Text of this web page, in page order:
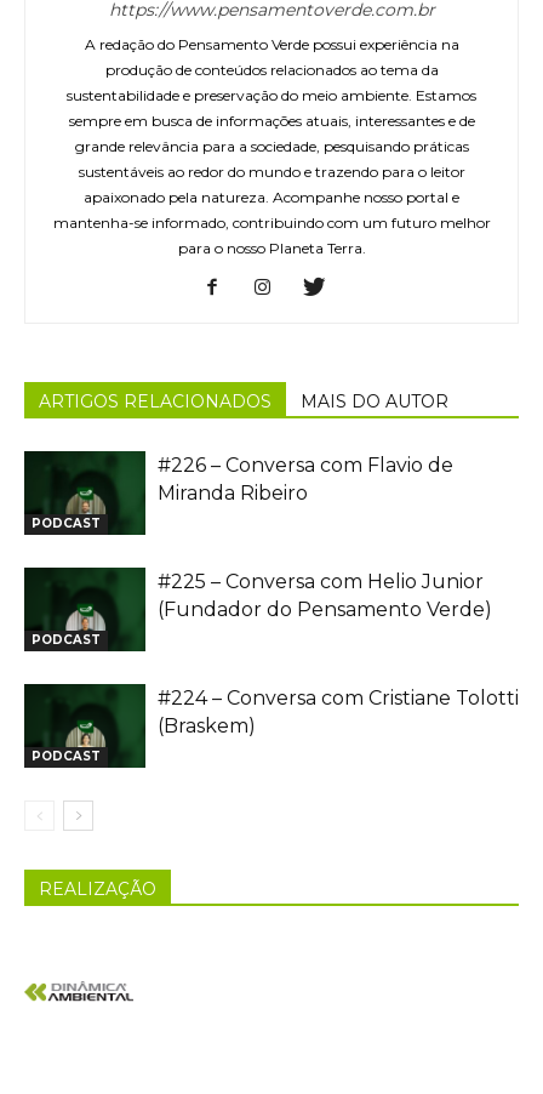
https://www.pensamentoverde.com.br
A redação do Pensamento Verde possui experiência na
produção de conteúdos relacionados ao tema da
sustentabilidade e preservação do meio ambiente. Estamos
sempre em busca de informações atuais, interessantes e de
grande relevância para a sociedade, pesquisando práticas
sustentáveis ao redor do mundo e trazendo para o leitor
apaixonado pela natureza. Acompanhe nosso portal e
mantenha-se informado, contribuindo com um futuro melhor
para o nosso Planeta Terra.
ARTIGOS RELACIONADOS MAIS DO AUTOR
PODCAST
#226 – Conversa com Flavio de
Miranda Ribeiro
PODCAST
#225 – Conversa com Helio Junior
(Fundador do Pensamento Verde)
PODCAST
#224 – Conversa com Cristiane Tolotti
(Braskem)
REALIZAÇÃO